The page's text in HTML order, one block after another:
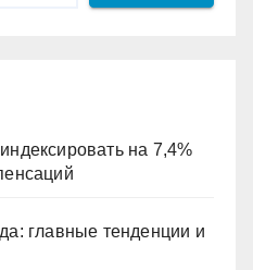
на 7,4%
главные тенденции и